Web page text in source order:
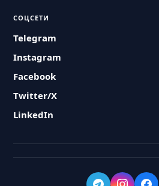
СОЦСЕТИ
Telegram
Instagram
Facebook
Twitter/X
LinkedIn